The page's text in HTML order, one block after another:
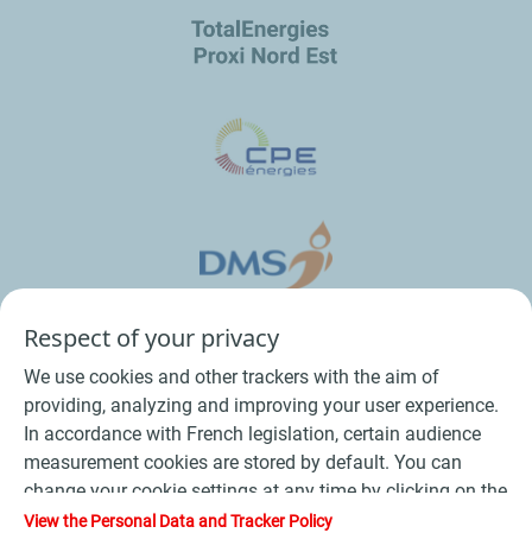
Conditions Générales de Vente Bois
Respect of your privacy
We use cookies and other trackers with the aim of
providing, analyzing and improving your user experience.
In accordance with French legislation, certain audience
measurement cookies are stored by default. You can
change your cookie settings at any time by clicking on the
"Manage my cookies" button. By clicking on the "Accept"
View the Personal Data and Tracker Policy